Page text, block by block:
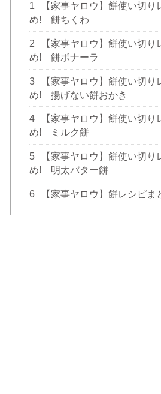
1
【家事ヤロウ】餅使い切り
め! 餅ちくわ
2
【家事ヤロウ】餅使い切り
め! 餅ボナーラ
3
【家事ヤロウ】餅使い切り
め! 揚げない餅おかき
4
【家事ヤロウ】餅使い切り
め! ミルク餅
5
【家事ヤロウ】餅使い切り
め! 明太バター餅
6 【家事ヤロウ】餅レシピま